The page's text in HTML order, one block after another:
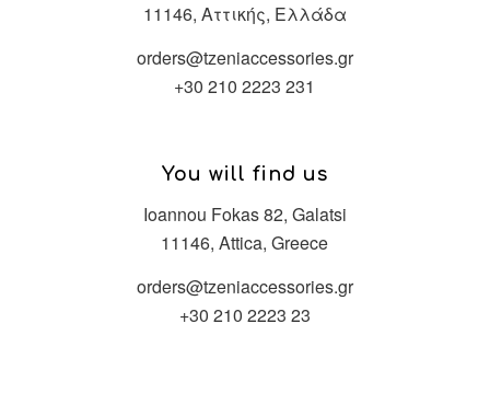
11146, Αττικής, Ελλάδα
orders@tzeniaccessories.gr
+30 210 2223 231
You will find us
Ioannou Fokas 82, Galatsi
11146, Attica, Greece
orders@tzeniaccessories.gr
+30 210 2223 23